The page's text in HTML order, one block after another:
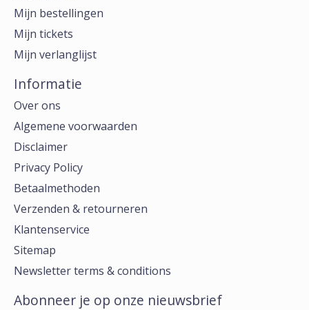
Mijn bestellingen
Mijn tickets
Mijn verlanglijst
Informatie
Over ons
Algemene voorwaarden
Disclaimer
Privacy Policy
Betaalmethoden
Verzenden & retourneren
Klantenservice
Sitemap
Newsletter terms & conditions
Abonneer je op onze nieuwsbrief